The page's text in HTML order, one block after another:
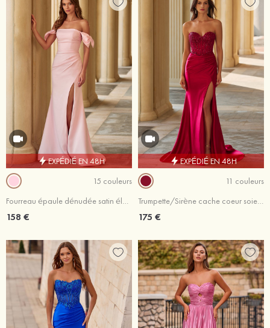
EXPÉDIÉ EN 48H
15 couleurs
Fourreau épaule dénudée satin élastique traîne balayage robe de bal avec noeud papillon plissé
158 €
EXPÉDIÉ EN 48H
11 couleurs
Trumpette/Sirène cache coeur soie comme du satin traîne balayage robe de bal avec perles plissé
175 €